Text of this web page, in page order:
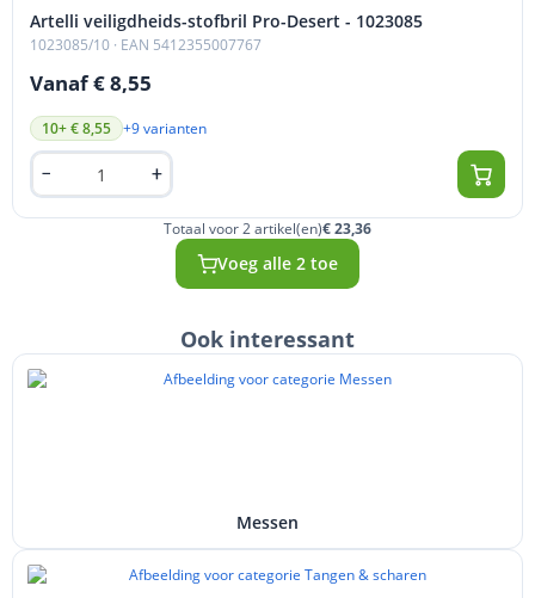
Artelli veiligdheids-stofbril Pro-Desert - 1023085
1023085/10 · EAN 5412355007767
Vanaf € 8,55
10+ € 8,55 +9 varianten
Totaal voor 2 artikel(en)€ 23,36
Voeg alle 2 toe
Ook interessant
Messen